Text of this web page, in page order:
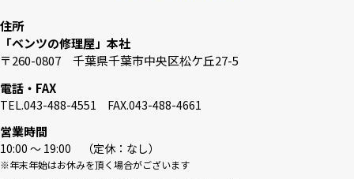
住所
「ベンツの修理屋」本社
〒260-0807 千葉県千葉市中央区松ケ丘27-5
電話・FAX
TEL.043-488-4551 FAX.043-488-4661
営業時間
10:00 〜 19:00 （定休：なし）
※年末年始はお休みを頂く場合がございます